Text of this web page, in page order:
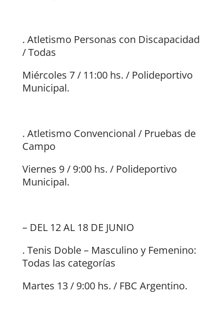
. Atletismo Personas con Discapacidad
/ Todas
Miércoles 7 / 11:00 hs. / Polideportivo
Municipal.
. Atletismo Convencional / Pruebas de
Campo
Viernes 9 / 9:00 hs. / Polideportivo
Municipal.
– DEL 12 AL 18 DE JUNIO
. Tenis Doble – Masculino y Femenino:
Todas las categorías
Martes 13 / 9:00 hs. / FBC Argentino.